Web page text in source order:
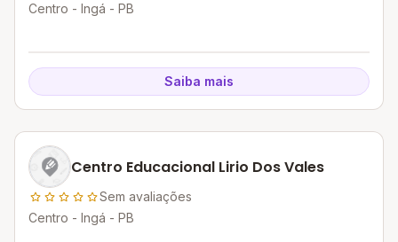
Centro - Ingá - PB
Saiba mais
Centro Educacional Lirio Dos Vales
Sem avaliações
Centro - Ingá - PB